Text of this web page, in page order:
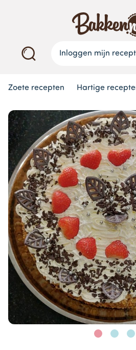
Inloggen mijn
Zoete recepten Hartige